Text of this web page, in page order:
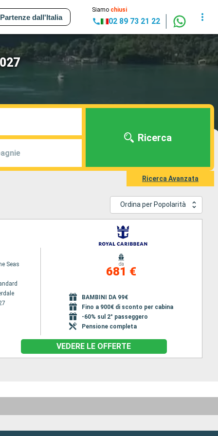
Partenze dall'Italia
Siamo chiusi
02 89 73 21 22
Ricerca
Ricerca Avanzata
Ordina per Popolarità
Seas
da
681 €
BAMBINI DA 99€
Fino a 900€ di sconto per cabina
-60% sul 2° passeggero
Pensione completa
VEDERE LE OFFERTE